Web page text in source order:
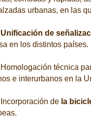
urbanas, en las
Unificación de
en los distintos países.
técnica
e interurbanos en la
de la